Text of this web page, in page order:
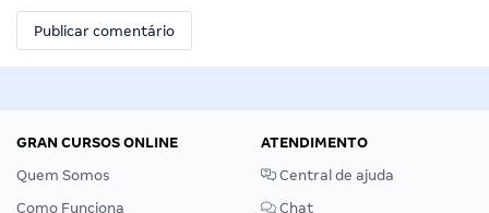
GRAN CURSOS ONLINE
Quem Somos
Como Funciona
ATENDIMENTO
Central de ajuda
Chat